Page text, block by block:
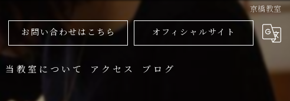
京橋教室
お問い合わせはこちら オフィシャルサイト
当教室について アクセス ブログ